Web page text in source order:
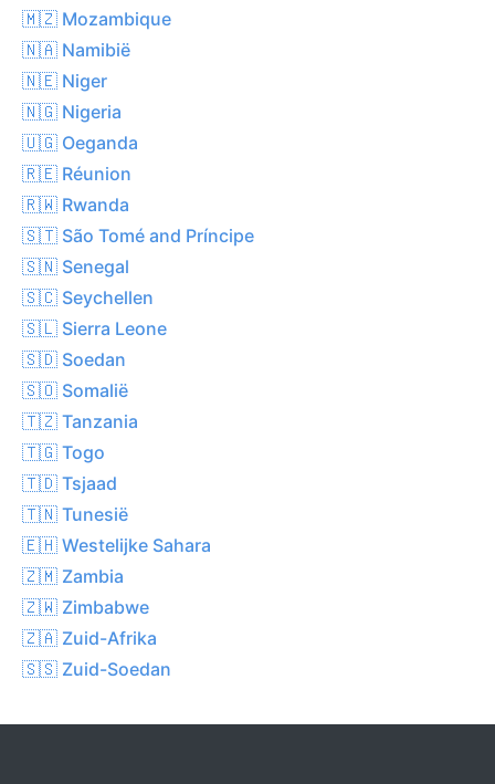
🇲🇿 Mozambique
🇳🇦 Namibië
🇳🇪 Niger
🇳🇬 Nigeria
🇺🇬 Oeganda
🇷🇪 Réunion
🇷🇼 Rwanda
🇸🇹 São Tomé and Príncipe
🇸🇳 Senegal
🇸🇨 Seychellen
🇸🇱 Sierra Leone
🇸🇩 Soedan
🇸🇴 Somalië
🇹🇿 Tanzania
🇹🇬 Togo
🇹🇩 Tsjaad
🇹🇳 Tunesië
🇪🇭 Westelijke Sahara
🇿🇲 Zambia
🇿🇼 Zimbabwe
🇿🇦 Zuid-Afrika
🇸🇸 Zuid-Soedan